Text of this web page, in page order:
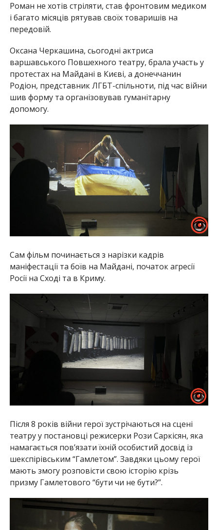
Роман не хотів стріляти, став фронтовим медиком
і багато місяців рятував своїх товаришів на
передовій.
Оксана Черкашина, сьогодні актриса
варшавського Повшехного театру, брала участь у
протестах на Майдані в Києві, а донеччанин
Родіон, представник ЛГБТ-спільноти, під час війни
шив форму та організовував гуманітарну
допомогу.
Сам фільм починається з нарізки кадрів
маніфестації та боїв на Майдані, початок агресії
Росії на Сході та в Криму.
Після 8 років війни герої зустрічаються на сцені
театру у постановці режисерки Рози Саркісян, яка
намагається пов’язати їхній особистий досвід із
шекспірівським “Гамлетом”. Завдяки цьому герої
мають змогу розповісти свою історію крізь
призму Гамлетового “бути чи не бути?”.